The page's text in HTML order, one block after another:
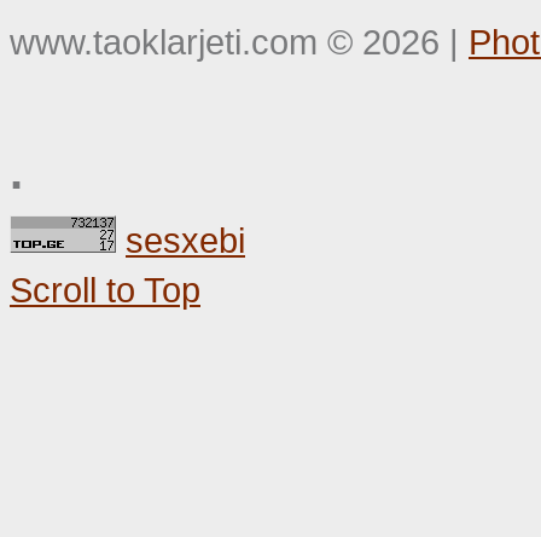
www.taoklarjeti.com © 2026 |
.
sesxebi
Scroll to Top